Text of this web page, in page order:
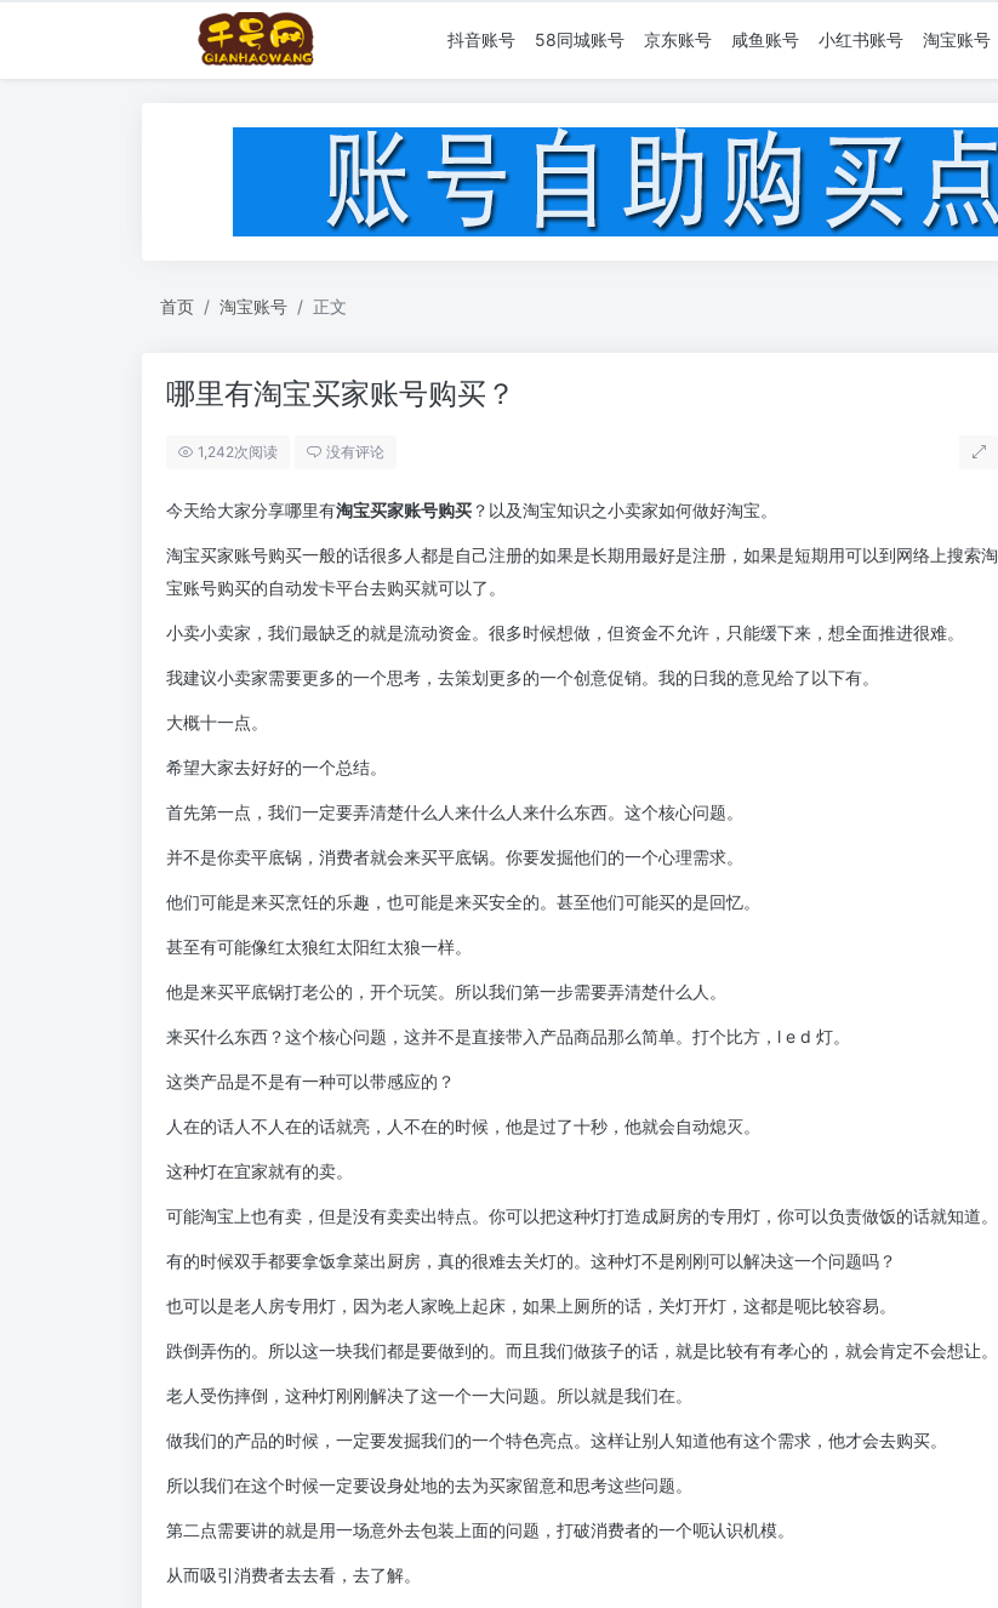
抖音账号 58同城账号 京东账号 咸鱼账号 小红书账号 淘宝账号
首页 淘宝账号 正文
哪里有淘宝买家账号购买？
1,242次阅读 没有评论
今天给大家分享哪里有淘宝买家账号购买 ？以及淘宝知识之小卖家如何做好淘宝。
淘宝买家账号购买一般的话很多人都是自己注册的如果是长期用最好是注册，如果是短期用可以到网络上搜索淘
宝账号购买的自动发卡平台去购买就可以了。
小卖小卖家，我们最缺乏的就是流动资金。很多时候想做，但资金不允许，只能缓下来，想全面推进很难。
我建议小卖家需要更多的一个思考，去策划更多的一个创意促销。我的日我的意见给了以下有。
大概十一点。
希望大家去好好的一个总结。
首先第一点，我们一定要弄清楚什么人来什么人来什么东西。这个核心问题。
并不是你卖平底锅，消费者就会来买平底锅。你要发掘他们的一个心理需求。
他们可能是来买烹饪的乐趣，也可能是来买安全的。甚至他们可能买的是回忆。
甚至有可能像红太狼红太阳红太狼一样。
他是来买平底锅打老公的，开个玩笑。所以我们第一步需要弄清楚什么人。
来买什么东西？这个核心问题，这并不是直接带入产品商品那么简单。打个比方，l e d 灯。
这类产品是不是有一种可以带感应的？
人在的话人不人在的话就亮，人不在的时候，他是过了十秒，他就会自动熄灭。
这种灯在宜家就有的卖。
可能淘宝上也有卖，但是没有卖卖出特点。你可以把这种灯打造成厨房的专用灯，你可以负责做饭的话就知道。
有的时候双手都要拿饭拿菜出厨房，真的很难去关灯的。这种灯不是刚刚可以解决这一个问题吗？
也可以是老人房专用灯，因为老人家晚上起床，如果上厕所的话，关灯开灯，这都是呃比较容易。
跌倒弄伤的。所以这一块我们都是要做到的。而且我们做孩子的话，就是比较有有孝心的，就会肯定不会想让。
老人受伤摔倒，这种灯刚刚解决了这一个一大问题。所以就是我们在。
做我们的产品的时候，一定要发掘我们的一个特色亮点。这样让别人知道他有这个需求，他才会去购买。
所以我们在这个时候一定要设身处地的去为买家留意和思考这些问题。
第二点需要讲的就是用一场意外去包装上面的问题，打破消费者的一个呃认识机模。
从而吸引消费者去去看，去了解。